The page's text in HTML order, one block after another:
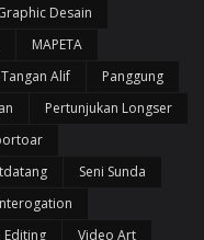
Desain
MAPETA
Alif
Panggung
Pertunjukan Longser
Seni Sunda
Editing
Video Art